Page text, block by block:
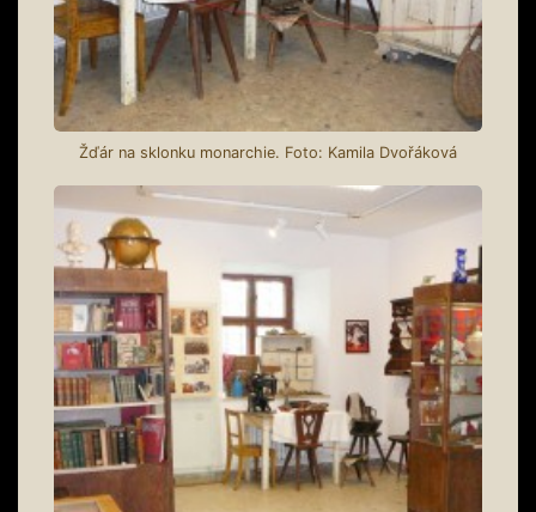
Žďár na sklonku monarchie. Foto: Kamila Dvořáková